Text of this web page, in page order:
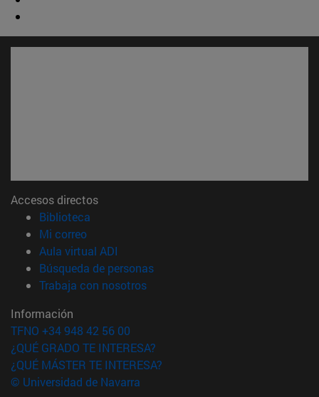
Accesos directos
Biblioteca
Mi correo(abre en nueva ventana)
Aula virtual ADI
Búsqueda de personas(abre en nueva ventana)
Trabaja con nosotros(abre en nueva ventana)
Información
TFNO +34 948 42 56 00
¿QUÉ GRADO TE INTERESA?
¿QUÉ MÁSTER TE INTERESA?
© Universidad de Navarra